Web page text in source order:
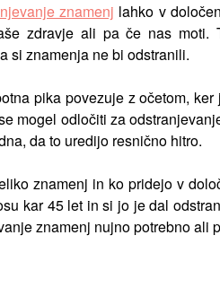
znamenj lahko v
zdravje ali pa če nas
si znamenja ne bi odstranili.
pika povezuje z očetom,
mogel odločiti za
da to uredijo resnično hitro.
znamenj in ko pridejo v
kar 45 let in si jo je dal
znamenj nujno potrebno ali